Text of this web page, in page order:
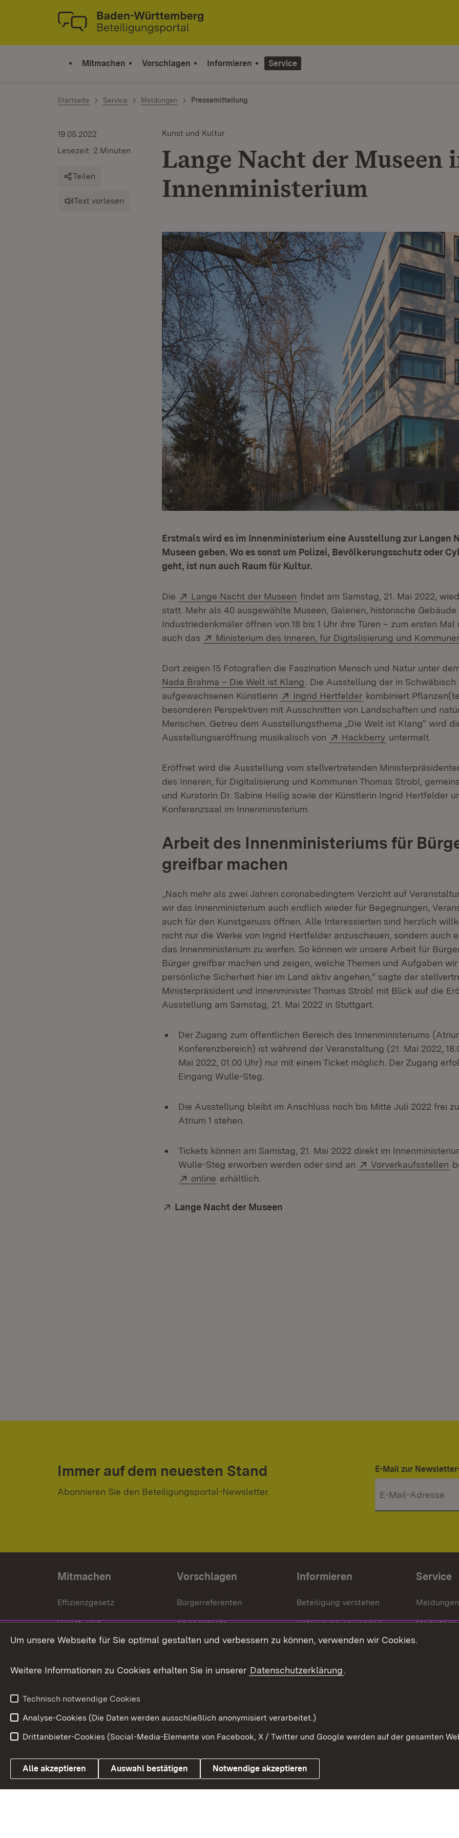
Zum Inhalt springen
Link zur Startseite
Mitmachen Vorschlagen Informieren Service
Startseite Service Meldungen Pressemitteilung
Kunst und Kultur
Lange Nacht der Museen
Innenministerium
19.05.2022
Lesezeit: 2 Minuten
Teilen
Text vorlesen
Erstmals wird es im Innenministerium eine Ausstellung zur Langen
Museen geben. Wo es sonst um Polizei, Bevölkerungsschutz oder
geht, ist nun auch Raum für Kultur.
Die Extern:
Lange Nacht der Museen (Öffnet in neuem Fenster)
findet am Samstag, 21. Mai 2022,
statt. Mehr als 40 ausgewählte Museen, Galerien, historische Gebäude
Industriedenkmäler öffnen von 18 bis 1 Uhr ihre Türen – zum ersten
auch das
Extern:
Ministerium des Inneren, für Digitalisierung und
Dort zeigen 15 Fotografien die Faszination Mensch und Natur unter
Nada Brahma – Die Welt ist Klang (Öffnet in neuem Fenster)
. Die Ausstellung der in Schwäbisch
aufgewachsenen Künstlerin
Extern:
Ingrid Hertfelder (Öffnet in neuem
kombiniert
besonderen Perspektiven mit Ausschnitten von Landschaften und
Menschen. Getreu dem Ausstellungsthema „Die Welt ist Klang“ wird
Ausstellungseröffnung musikalisch von
Extern:
Hackberry (Öffnet in neuem
untermalt.
Eröffnet wird die Ausstellung vom stellvertretenden
des Inneren, für Digitalisierung und Kommunen Thomas Strobl,
und Kuratorin Dr. Sabine Heilig sowie der Künstlerin Ingrid Hertfelder
Konferenzsaal im Innenministerium.
Arbeit des Innenministeriums für
greifbar machen
„Nach mehr als zwei Jahren coronabedingtem Verzicht auf
wir das Innenministerium auch endlich wieder für Begegnungen,
auch für den Kunstgenuss öffnen. Alle Interessierten sind herzlich
nicht nur die Werke von Ingrid Hertfelder anzuschauen, sondern auch
das Innenministerium zu werfen. So können wir unsere Arbeit für
Bürger greifbar machen und zeigen, welche Themen und Aufgaben
persönliche Sicherheit hier im Land aktiv angehen,“ sagte der
Ministerpräsident und Innenminister Thomas Strobl mit Blick auf die
Ausstellung am Samstag, 21. Mai 2022 in Stuttgart.
Der Zugang zum öffentlichen Bereich des Innenministeriums
Konferenzbereich) ist während der Veranstaltung (21. Mai 2022,
Mai 2022, 01.00 Uhr) nur mit einem Ticket möglich. Der Zugang
Eingang Wulle-Steg.
Die Ausstellung bleibt im Anschluss noch bis Mitte Juli 2022 frei
Atrium 1 stehen.
Tickets können am Samstag, 21. Mai 2022 direkt im
Wulle-Steg erworben werden oder sind an
Extern:
Vorverkaufsstellen
Extern:
online (Öffnet in neuem Fenster)
erhältlich.
Extern:
Lange Nacht der Museen
Immer auf dem neuesten Stand
Abonnieren Sie den Beteiligungsportal-Newsletter.
E-Mail zur
Mitmachen
Effizienzgesetz
Dienst- und
Versorgungsbezüge
Weitere
Vorschlagen
Bürgerreferenten
Abgeordnete
Bürgerbeauftragte
Informieren
Beteiligung verstehen
Beteiligung anwenden
Beteiligung stärken
Service
Meldungen
Mediathek
Link zum Landesportal
Impressum Kontakt
Um unsere Webseite für Sie optimal gestalten und verbessern zu können, verwenden wir Cookies.
Weitere Informationen zu Cookies erhalten Sie in unserer Datenschutzerklärung.
Technisch notwendige Cookies
Analyse-Cookies (Die Daten werden ausschließlich anonymisiert verarbeitet.)
Drittanbieter-Cookies (Social-Media-Elemente von Facebook, X / Twitter und Google werden auf der gesamten
Alle akzeptieren Auswahl bestätigen Notwendige akzeptieren